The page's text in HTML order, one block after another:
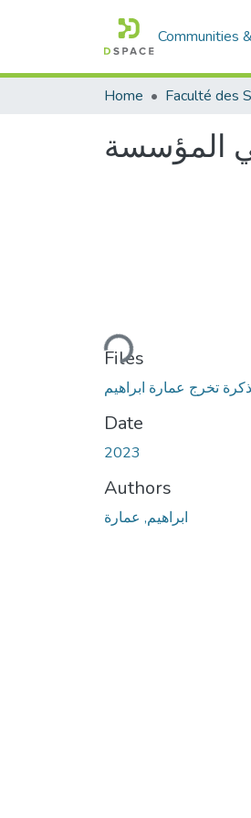
Communities
Home
المؤسسة
Loading...
Files
Date
2023
Authors
ابراهيم, عمارة